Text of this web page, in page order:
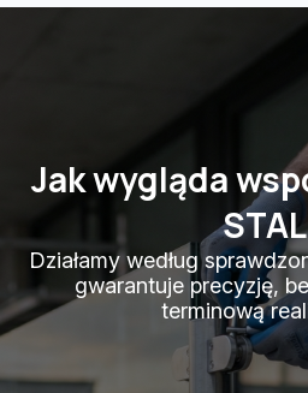
Jak wygląda
STAL
Działamy według
gwarantuje precyzję,
terminową